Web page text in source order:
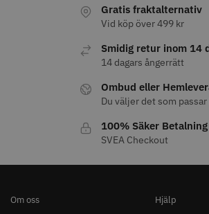
Gratis fraktalternativ
Vid köp över 499 kr
Smidig retur inom 14
14 dagars ångerrätt
Ombud eller
Du väljer det som
100% Säker Betalning
SVEA Checkout
Om oss Hjälp
Comair combiclips 95 mm svart -
100.00 kr
JRL -
2999.00 kr